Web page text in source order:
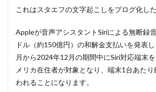
これはスタエフの文字起こしをブログ化した
Appleが音声アシスタントSiriによる無断録
ドル（約150億円）の和解金支払いを発表
月から2024年12月の期間中にSiri対応端末
メリカ在住者が対象となり、端末1台あた
われることになります。